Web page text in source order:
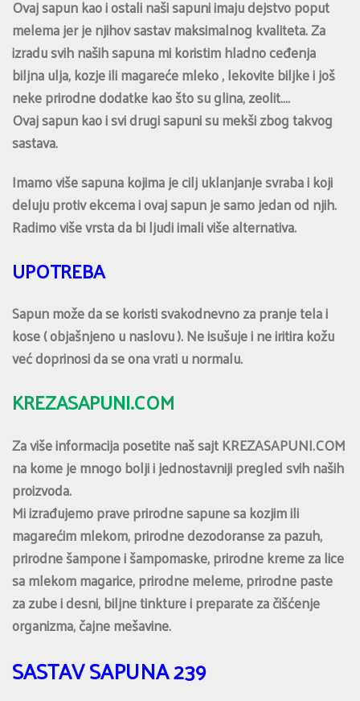
Ovaj sapun kao i ostali naši sapuni imaju dejstvo poput
melema jer je njihov sastav maksimalnog kvaliteta. Za
izradu svih naših sapuna mi koristim hladno ceđenja
biljna ulja, kozje ili magareće mleko , lekovite biljke i još
neke prirodne dodatke kao što su glina, zeolit….
Ovaj sapun kao i svi drugi sapuni su mekši zbog takvog
sastava.
Imamo više sapuna kojima je cilj uklanjanje svraba i koji
deluju protiv ekcema i ovaj sapun je samo jedan od njih.
Radimo više vrsta da bi ljudi imali više alternativa.
UPOTREBA
Sapun može da se koristi svakodnevno za pranje tela i
kose ( objašnjeno u naslovu ). Ne isušuje i ne iritira kožu
već doprinosi da se ona vrati u normalu.
KREZASAPUNI.COM
Za više informacija posetite naš sajt KREZASAPUNI.COM
na kome je mnogo bolji i jednostavniji pregled svih naših
proizvoda.
Mi izrađujemo prave prirodne sapune sa kozjim ili
magarećim mlekom, prirodne dezodoranse za pazuh,
prirodne šampone i šampomaske, prirodne kreme za lice
sa mlekom magarice, prirodne meleme, prirodne paste
za zube i desni, biljne tinkture i preparate za čišćenje
organizma, čajne mešavine.
SASTAV SAPUNA 239